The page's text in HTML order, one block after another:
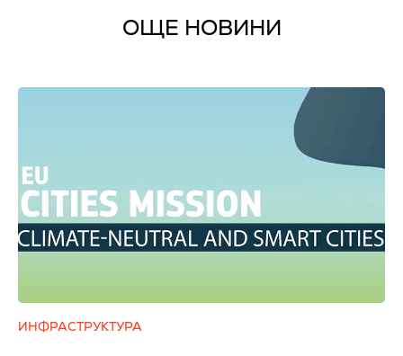
ОЩЕ НОВИНИ
ИНФРАСТРУКТУРА